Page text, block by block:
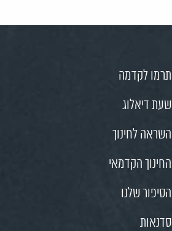
תרמו לקדמה
שעת דיאלוג
השראה לחינוך
החינוך הקדמאי
הסיפור שלנו
סדנאות